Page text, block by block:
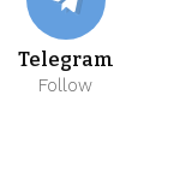
Telegram
Follow